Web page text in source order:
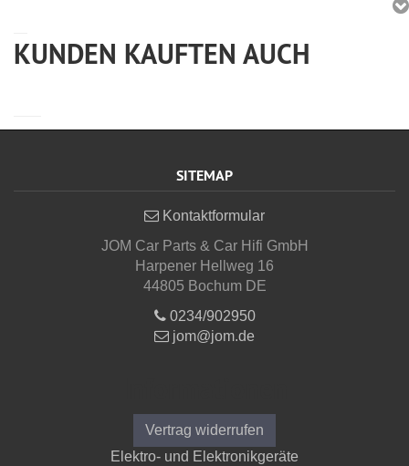
KUNDEN KAUFTEN AUCH
SITEMAP
Kontaktformular
JOM Car Parts & Car Hifi GmbH
Harpener Hellweg 16
44805 Bochum DE
0234/902950
jom@jom.de
Vertrag widerrufen
Elektro- und Elektronikgeräte